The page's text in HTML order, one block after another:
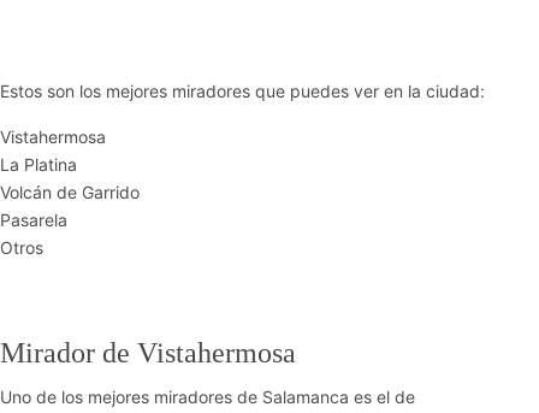
Estos son los mejores miradores que puedes ver en la ciudad:
Vistahermosa
La Platina
Volcán de Garrido
Pasarela
Otros
Mirador de Vistahermosa
Uno de los mejores miradores de Salamanca es el de